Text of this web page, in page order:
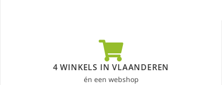
4 WINKELS IN VLAANDEREN
én een webshop